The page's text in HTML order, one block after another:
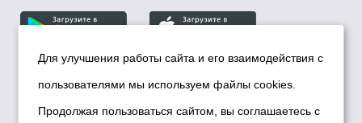
© Департамент информационной политики мэрии
города Новосибирска, 2026
Для улучшения работы сайта и его взаимодействия с
пользователями мы используем файлы cookies.
Продолжая пользоваться сайтом, вы соглашаетесь с